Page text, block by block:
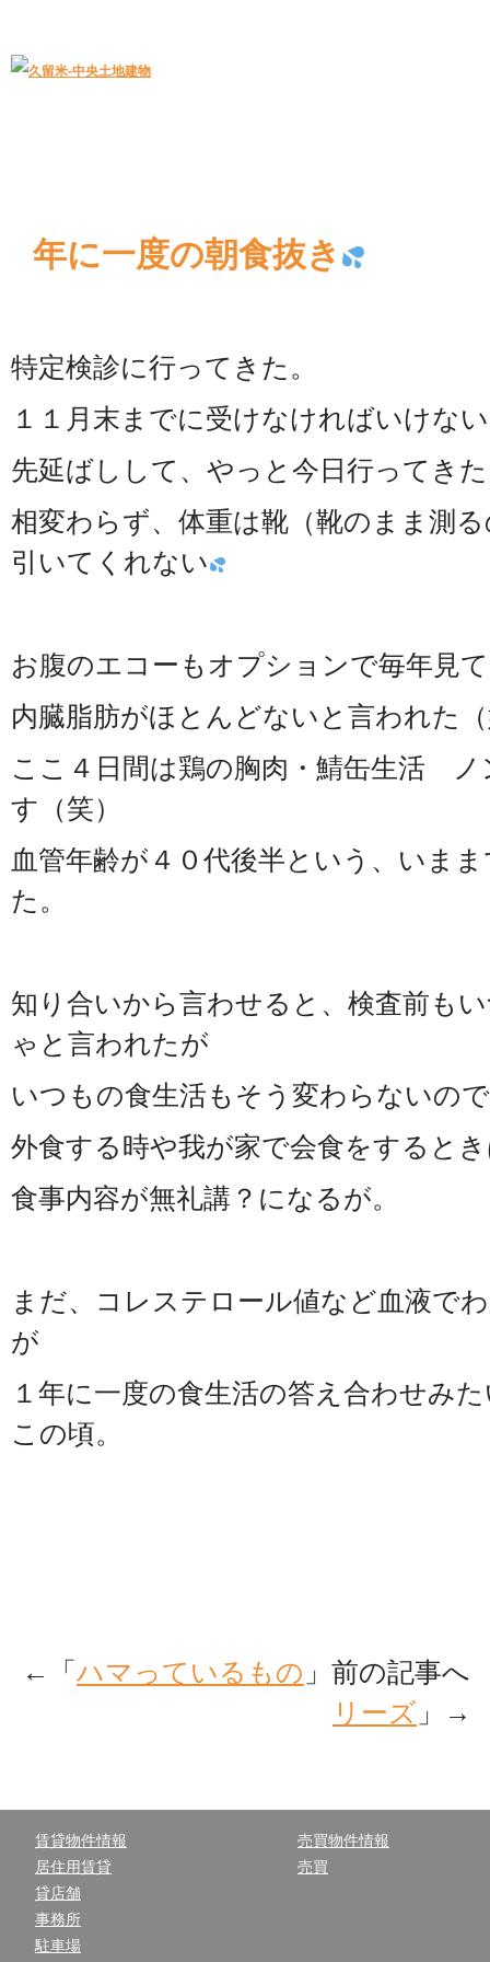
年に一度の朝食抜き
特定検診に行ってきた。
１１月末までに受けなければいけな
先延ばしして、やっと今日行ってき
相変わらず、体重は靴（靴のまま測
引いてくれない
お腹のエコーもオプションで毎年見
内臓脂肪がほとんどないと言われた
ここ４日間は鶏の胸肉・鯖缶生活 ノ
す（笑）
血管年齢が４０代後半という、いま
た。
知り合いから言わせると、検査前も
ゃと言われたが
いつもの食生活もそう変わらないの
外食する時や我が家で会食をすると
食事内容が無礼講？になるが。
まだ、コレステロール値など血液で
が
１年に一度の食生活の答え合わせみ
この頃。
←「 ハマっているもの 」前の記事
リーズ 」→
賃貸物件情報
居住用賃貸
貸店舗
事務所
駐車場
売買物件情報
売買